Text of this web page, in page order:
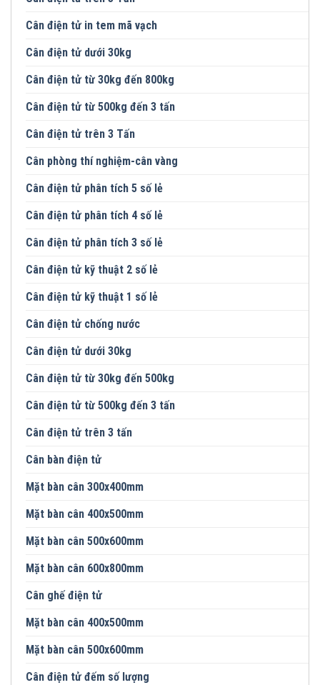
Cân điện tử in tem mã vạch
Cân điện tử dưới 30kg
Cân điện tử từ 30kg đến 800kg
Cân điện tử từ 500kg đến 3 tấn
Cân điện tử trên 3 Tấn
Cân phòng thí nghiệm-cân vàng
Cân điện tử phân tích 5 số lẻ
Cân điện tử phân tích 4 số lẻ
Cân điện tử phân tích 3 số lẻ
Cân điện tử kỹ thuật 2 số lẻ
Cân điện tử kỹ thuật 1 số lẻ
Cân điện tử chống nước
Cân điện tử dưới 30kg
Cân điện tử từ 30kg đến 500kg
Cân điện tử từ 500kg đến 3 tấn
Cân điện tử trên 3 tấn
Cân bàn điện tử
Mặt bàn cân 300x400mm
Mặt bàn cân 400x500mm
Mặt bàn cân 500x600mm
Mặt bàn cân 600x800mm
Cân ghế điện tử
Mặt bàn cân 400x500mm
Mặt bàn cân 500x600mm
Cân điện tử đếm số lượng